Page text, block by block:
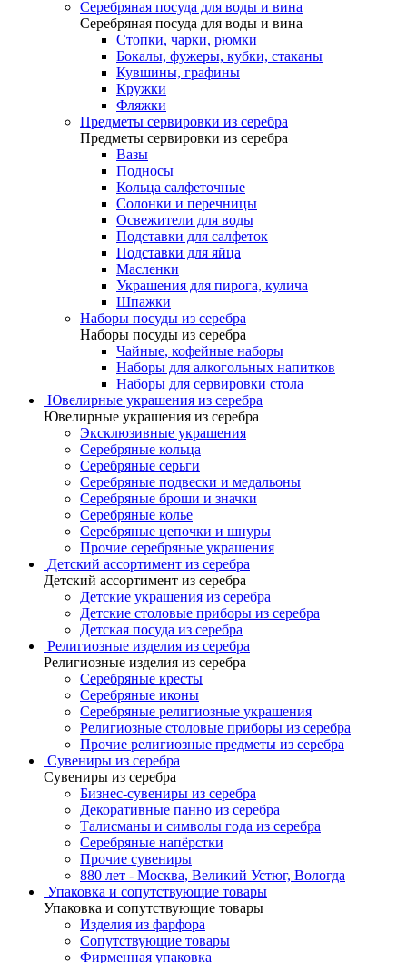
Серебряная посуда для воды и вина
Серебряная посуда для воды и вина
Стопки, чарки, рюмки
Бокалы, фужеры, кубки, стаканы
Кувшины, графины
Кружки
Фляжки
Предметы сервировки из серебра
Предметы сервировки из серебра
Вазы
Подносы
Кольца салфеточные
Солонки и перечницы
Освежители для воды
Подставки для салфеток
Подставки для яйца
Масленки
Украшения для пирога, кулича
Шпажки
Наборы посуды из серебра
Наборы посуды из серебра
Чайные, кофейные наборы
Наборы для алкогольных напитков
Наборы для сервировки стола
Ювелирные украшения из серебра
Ювелирные украшения из серебра
Эксклюзивные украшения
Серебряные кольца
Серебряные серьги
Серебряные подвески и медальоны
Серебряные броши и значки
Серебряные колье
Серебряные цепочки и шнуры
Прочие серебряные украшения
Детский ассортимент из серебра
Детский ассортимент из серебра
Детские украшения из серебра
Детские столовые приборы из серебра
Детская посуда из серебра
Религиозные изделия из серебра
Религиозные изделия из серебра
Серебряные кресты
Серебряные иконы
Серебряные религиозные украшения
Религиозные столовые приборы из серебра
Прочие религиозные предметы из серебра
Сувениры из серебра
Сувениры из серебра
Бизнес-сувениры из серебра
Декоративные панно из серебра
Талисманы и символы года из серебра
Серебряные напёрстки
Прочие сувениры
880 лет - Москва, Великий Устюг, Вологда
Упаковка и сопутствующие товары
Упаковка и сопутствующие товары
Изделия из фарфора
Сопутствующие товары
Фирменная упаковка